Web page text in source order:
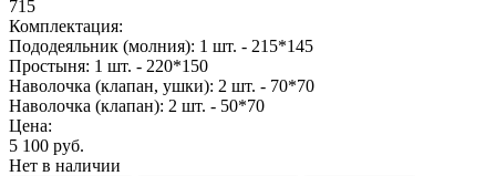
715
Комплектация:
Пододеяльник (молния): 1 шт. - 215*145
Простыня: 1 шт. - 220*150
Наволочка (клапан, ушки): 2 шт. - 70*70
Наволочка (клапан): 2 шт. - 50*70
Цена:
5 100 руб.
Нет в наличии